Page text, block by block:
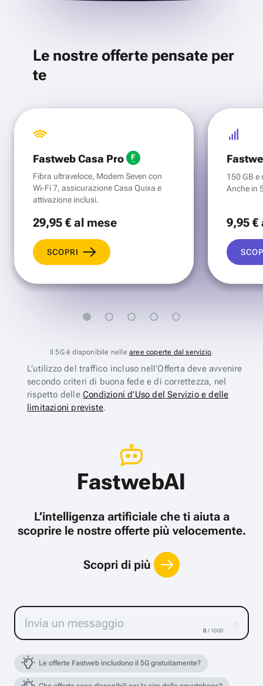
Le nostre offerte pensate per
te
Fastweb Casa Pro
Fibra ultraveloce, Modem Seven con
Wi‑Fi 7, assicurazione Casa Quixa e
attivazione inclusi.
29,95 €al mese
SCOPRI
150 GB e
Anche in
9,95 €
Il 5G è disponibile nelle aree coperte dal servizio.
L’utilizzo del traffico incluso nell’Offerta deve avvenire
secondo criteri di buona fede e di correttezza, nel
rispetto delle Condizioni d’Uso del Servizio e delle
limitazioni previste.
FastwebAI
L’intelligenza artificiale che ti aiuta a
scoprire le nostre offerte più velocemente.
Scopri di più
0 / 1000
Le offerte Fastweb includono il 5G gratuitamente?